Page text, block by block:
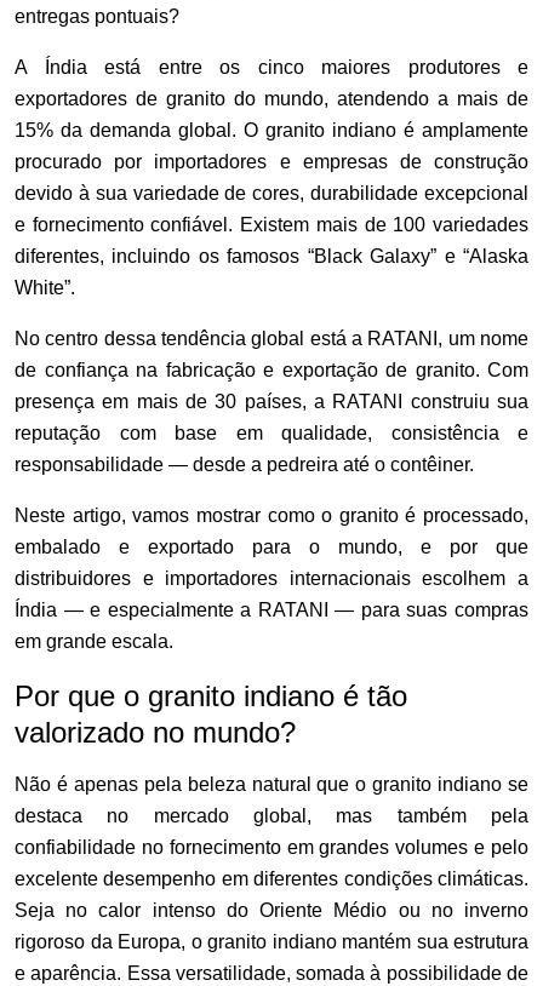
entregas pontuais?
A Índia está entre os cinco maiores produtores e
exportadores de granito do mundo, atendendo a mais de
15% da demanda global. O granito indiano é amplamente
procurado por importadores e empresas de construção
devido à sua variedade de cores, durabilidade excepcional
e fornecimento confiável. Existem mais de 100 variedades
diferentes, incluindo os famosos “Black Galaxy” e “Alaska
White”.
No centro dessa tendência global está a RATANI, um nome
de confiança na fabricação e exportação de granito. Com
presença em mais de 30 países, a RATANI construiu sua
reputação com base em qualidade, consistência e
responsabilidade — desde a pedreira até o contêiner.
Neste artigo, vamos mostrar como o granito é processado,
embalado e exportado para o mundo, e por que
distribuidores e importadores internacionais escolhem a
Índia — e especialmente a RATANI — para suas compras
em grande escala.
Por que o granito indiano é tão
valorizado no mundo?
Não é apenas pela beleza natural que o granito indiano se
destaca no mercado global, mas também pela
confiabilidade no fornecimento em grandes volumes e pelo
excelente desempenho em diferentes condições climáticas.
Seja no calor intenso do Oriente Médio ou no inverno
rigoroso da Europa, o granito indiano mantém sua estrutura
e aparência. Essa versatilidade, somada à possibilidade de